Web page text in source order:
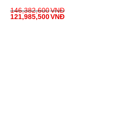
146,382,600VNĐ
121,985,500VNĐ